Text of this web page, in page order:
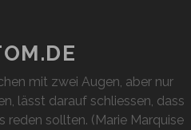
mit zwei Augen, aber nur
lässt darauf schliessen, dass
reden sollten. (Marie Marquise